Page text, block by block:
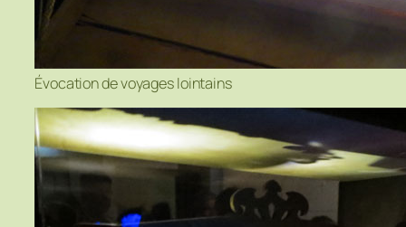
Évocation de voyages lointains